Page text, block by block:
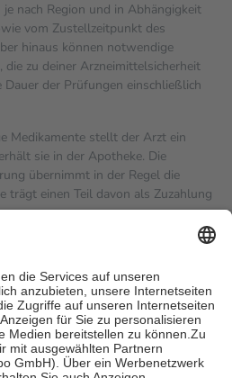
nach Region und in Abhängigkeit
vom Zustellzeitpunkt des
hinaus können notwendige
die zu deiner Arzneimittelsicherheit
der Prüfungen einschließlich
Medikamente stellt der Arzt ein
sie in der Apotheke. Die
übernimmt in der Regel die
trägt einen Teil davon als Zuzahlung
Zuzahlungen in Höhe von zehn
jedoch nie mehr als die
zu entrichten.
auch für Online-Apotheken.
Krankenpflege beträgt die
sowie zehn Euro je